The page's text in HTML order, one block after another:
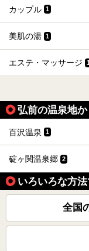
カップル 1
美肌の湯 1
エステ・マッサージ
弘前の温泉地
百沢温泉 1
碇ヶ関温泉郷 2
いろいろな方
全国